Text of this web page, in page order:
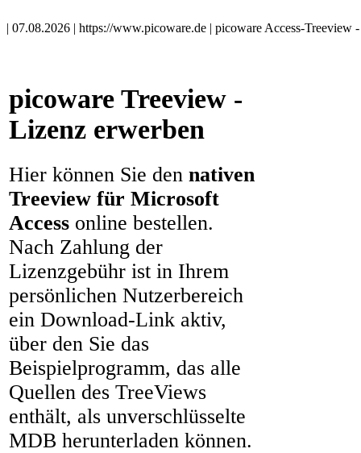
| 07.08.2026 | https://www.picoware.de | picoware Access-Treeview
picoware Treeview -
Lizenz erwerben
Hier können Sie den nativen
Treeview für Microsoft
Access online bestellen.
Nach Zahlung der
Lizenzgebühr ist in Ihrem
persönlichen Nutzerbereich
ein Download-Link aktiv,
über den Sie das
Beispielprogramm, das alle
Quellen des TreeViews
enthält, als unverschlüsselte
MDB herunterladen können.